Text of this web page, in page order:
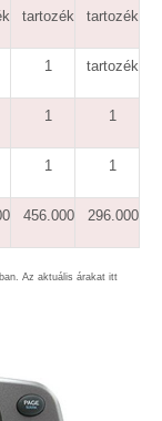
tartozék tartozék
1 tartozék
1 1
1 1
456.000 296.000
Az aktuális árakat itt